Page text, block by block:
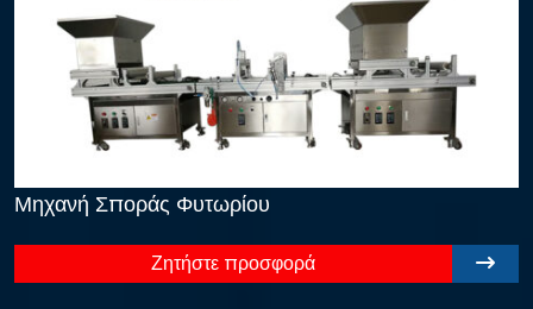
Μηχανή Σποράς Φυτωρίου
Ζητήστε προσφορά